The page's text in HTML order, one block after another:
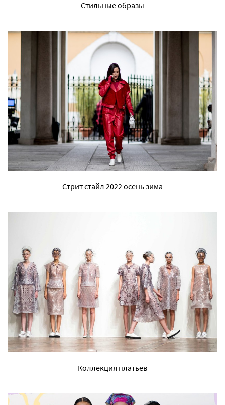
Стильные образы
Стрит стайл 2022 осень зима
Коллекция платьев